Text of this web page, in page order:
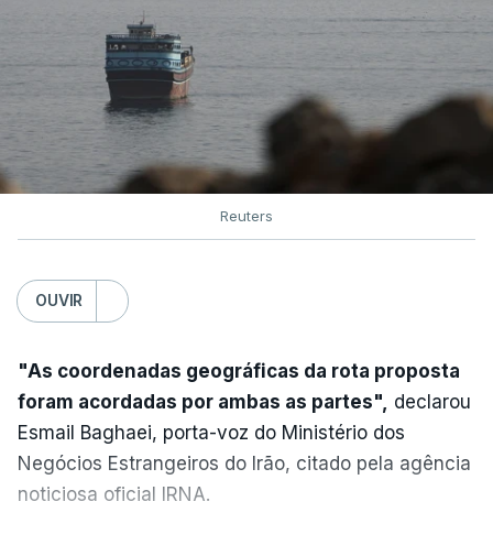
ERRO100
ERROR ON HTML5 MEDIA ELEMENT
ESTE CONTEÚDO ESTÁ NESTE
MOMENTO INDISPONÍVEL
Na terça-feira, Donald Trump e o emir do Catar,
por telefone sobre os esforços para "acalmar as
tensões"entre Washington e Teerão e "aproximar
as duas partes", indicou o palácio do Qatar num
comunicado.
Reuters
OUVIR
"As coordenadas geográficas da rota proposta
foram acordadas por ambas as partes", declarou
Esmail Baghaei, porta-voz do Ministério dos
Negócios Estrangeiros do Irão, citado pela agência
noticiosa oficial IRNA.